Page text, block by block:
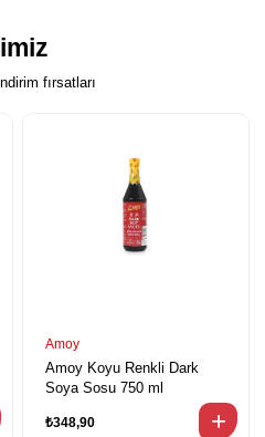
fırsatları
Amoy
Amoy Koyu Renkli Dark
Soya Sosu 750 ml
₺348,90